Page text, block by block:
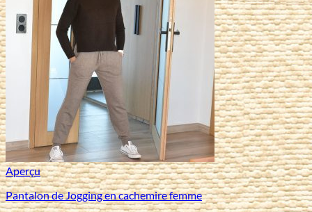
Aperçu
Pantalon de Jogging en cachemire femme